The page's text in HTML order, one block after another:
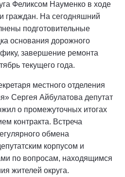
Феликсом Науменко в ходе
граждан. На сегодняшний
подготовительные
основания дорожного
завершение ремонта
текущего года.
местного отделения
Сергея Айбулатова депутат
о промежуточных итогах
контракта. Встреча
обмена
корпусом и
по вопросам, находящимся
жителей округа.